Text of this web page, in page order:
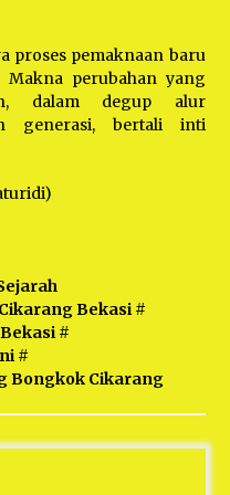
proses pemaknaan baru
Makna perubahan yang
dalam degup alur
generasi, bertali inti
Bekasi#
#
#
Bongkok Cikarang